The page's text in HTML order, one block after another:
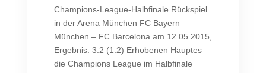
Champions-League-Halbfinale Rückspiel
in der Arena München FC Bayern
München – FC Barcelona am 12.05.2015,
Ergebnis: 3:2 (1:2) Erhobenen Hauptes
die Champions League im Halbfinale